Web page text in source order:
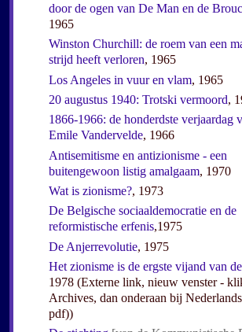
door de ogen van De Man en de
1965
Winston Churchill: de roem van een
strijd heeft verloren, 1965
Los Angeles in vuur en vlam, 1965
20 augustus 1940: Trotski vermoord,
1866-1966: de honderdste verjaardag
Emile Vandervelde, 1966
Antisemitisme en antizionisme - een
buitengewoon listig amalgaam, 1970
Wat is zionisme?, 1973
De Belgische sociaaldemocratie en de
reformistische erfenis,1975
De Anjerrevolutie, 1975
Het zionisme is de ergste vijand van
1978 (Externe link, nieuw venster -
Archives, dan onderaan bij
pdf))